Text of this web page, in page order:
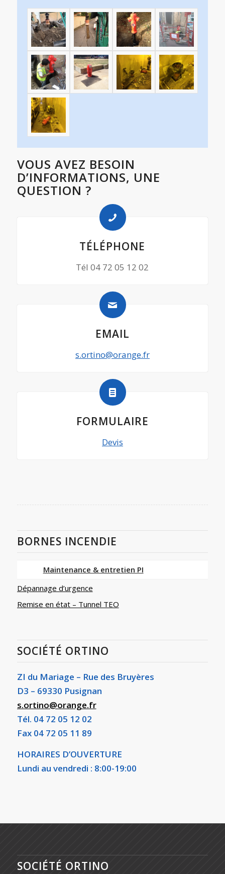
VOUS AVEZ BESOIN
D’INFORMATIONS, UNE
QUESTION ?
TÉLÉPHONE
Tél 04 72 05 12 02
EMAIL
s.ortino@orange.fr
FORMULAIRE
Devis
BORNES INCENDIE
Maintenance & entretien PI
Dépannage d’urgence
Remise en état – Tunnel TEO
SOCIÉTÉ ORTINO
ZI du Mariage – Rue des Bruyères
D3 – 69330 Pusignan
s.ortino@orange.fr
Tél. 04 72 05 12 02
Fax 04 72 05 11 89
HORAIRES D’OUVERTURE
Lundi au vendredi : 8:00-19:00
SOCIÉTÉ ORTINO